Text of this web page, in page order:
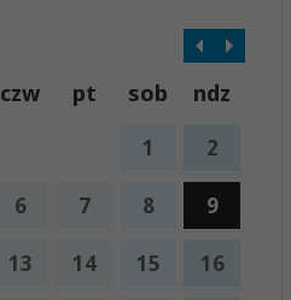
czw pt sob ndz
1 2
6 7 8 9
13 14 15 16